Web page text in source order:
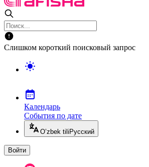
Слишком короткий поисковый запрос
Календарь
События по дате
O’zbek tili Русский
Войти